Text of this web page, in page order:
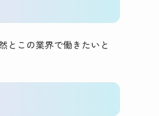
とこの業界で働きたいと